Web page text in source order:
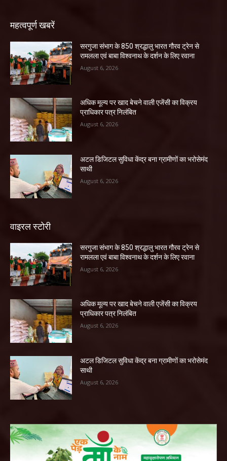
महत्वपूर्ण खबरें
सरगुजा संभाग के 850 श्रद्धालु भारत गौरव ट्रेन से
रामलला एवं बाबा विश्वनाथ के दर्शन के लिए रवाना
August 6, 2026
अधिक मूल्य पर खाद बेचने वाली एजेंसी का विक्रय
प्राधिकार पत्र निलंबित
August 6, 2026
अटल डिजिटल सुविधा केंद्र बना ग्रामीणों का भरोसेमंद
साथी
August 6, 2026
वाइरल स्टोरी
सरगुजा संभाग के 850 श्रद्धालु भारत गौरव ट्रेन से
रामलला एवं बाबा विश्वनाथ के दर्शन के लिए रवाना
August 6, 2026
अधिक मूल्य पर खाद बेचने वाली एजेंसी का विक्रय
प्राधिकार पत्र निलंबित
August 6, 2026
अटल डिजिटल सुविधा केंद्र बना ग्रामीणों का भरोसेमंद
साथी
August 6, 2026